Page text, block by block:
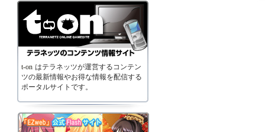
t-on はテラネッツが運営するコンテン
ツの最新情報やお得な情報を配信する
ポータルサイトです。